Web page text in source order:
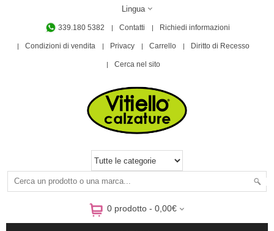
Lingua
339.180 5382 Contatti Richiedi informazioni
Condizioni di vendita Privacy Carrello Diritto di Recesso
Cerca nel sito
0 prodotto - 0,00€